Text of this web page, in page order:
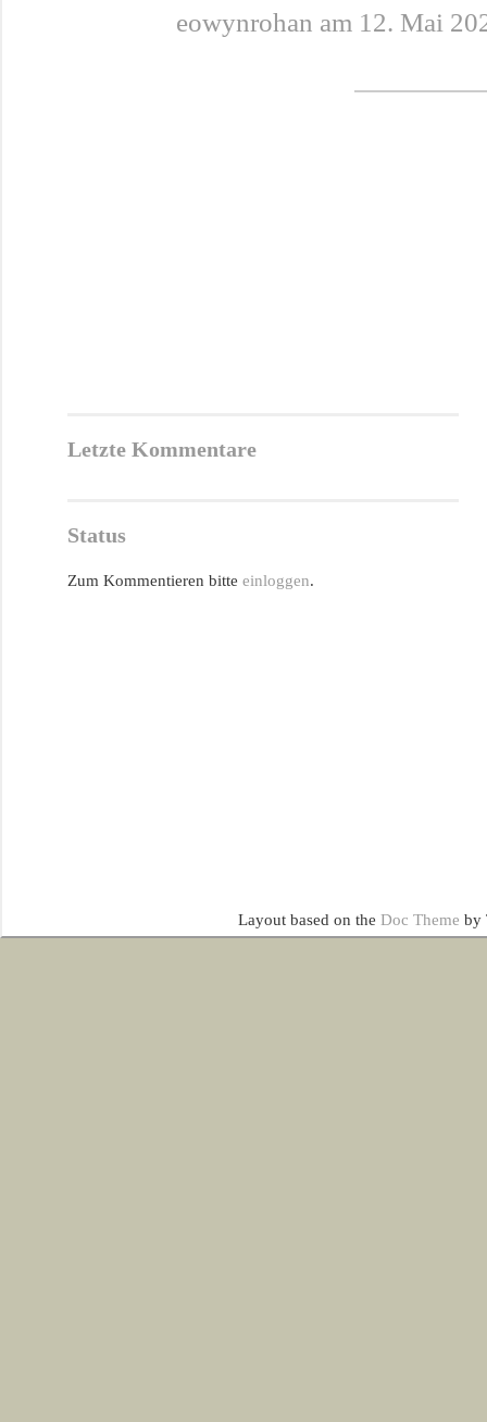
eowynrohan am 12. Mai
Letzte Kommentare
Status
Zum Kommentieren bitte einloggen.
Layout based on the Doc Theme by